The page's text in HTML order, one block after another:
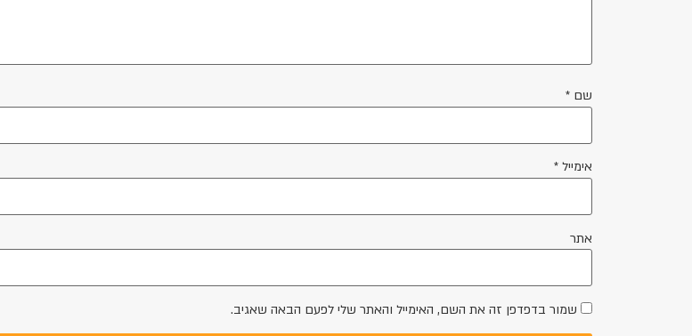
שם *
אימייל *
אתר
שמור בדפדפן זה את השם, האימייל והאתר שלי לפעם הבאה שאגיב.